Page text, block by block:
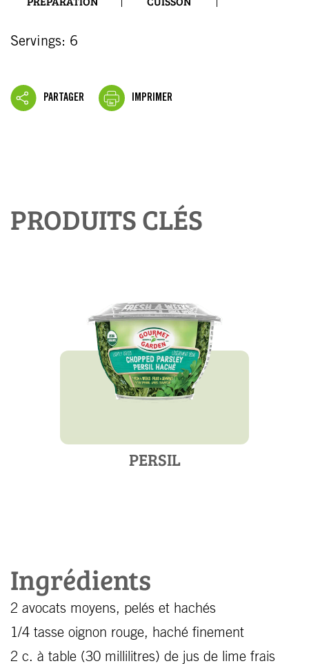
Servings: 6
PARTAGER IMPRIMER
Ingrédients
2 avocats moyens, pelés et hachés
1/4 tasse oignon rouge, haché finement
2 c. à table (30 millilitres) de jus de lime frais
PRODUITS CLÉS
PERSIL